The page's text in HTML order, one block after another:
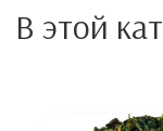
В этой